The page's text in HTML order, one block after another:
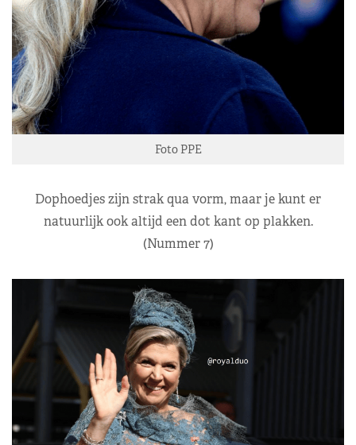
Foto PPE
Dophoedjes zijn strak qua vorm, maar je kunt er
natuurlijk ook altijd een dot kant op plakken.
(Nummer 7)